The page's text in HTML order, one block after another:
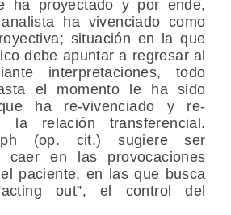
ha proyectado y por ende,
ha vivenciado como
situación en la que
debe apuntar a regresar al
interpretaciones, todo
el momento le ha sido
ha re-vivenciado y re-
la relación transferencial.
(op. cit.) sugiere ser
en las provocaciones
paciente, en las que busca
out”, el control del